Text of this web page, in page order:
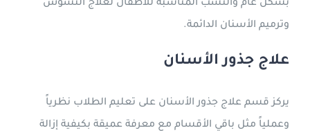
بشكل عام والنسب المناسبة للأطفال لعلاج التسوس
وترميم الأسنان الدائمة.
علاج جذور الأسنان
يركز قسم علاج جذور الأسنان على تعليم الطلاب نظرياً
وعملياً مثل باقي الأقسام مع معرفة عميقة بكيفية إزالة